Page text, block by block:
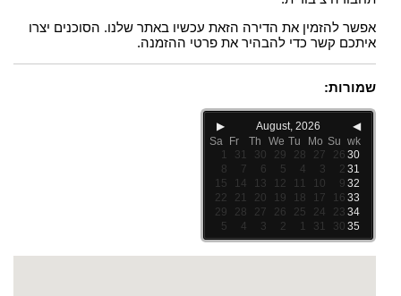
אפשר להזמין את הדירה הזאת עכשיו באתר שלנו. הסוכנים יצרו
איתכם קשר כדי להבהיר את פרטי ההזמנה.
שמורות:
◀
August, 2026
▶
wk
Su
Mo
Tu
We
Th
Fr
Sa
30
26
27
28
29
30
31
1
31
2
3
4
5
6
7
8
32
9
10
11
12
13
14
15
33
16
17
18
19
20
21
22
34
23
24
25
26
27
28
29
35
30
31
1
2
3
4
5